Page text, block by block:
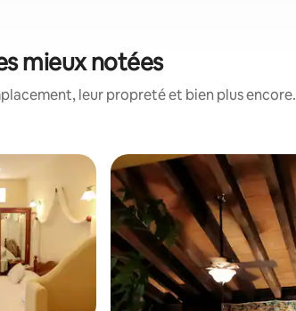
mieux notées
leur propreté et bien plus encore.